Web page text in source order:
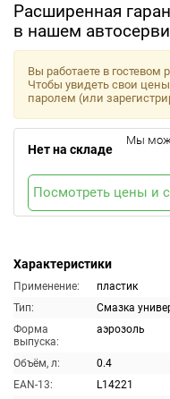
Расширенная
в нашем
Характеристики
Применение:
пластик
Тип:
Смазка
Форма
выпуска:
аэрозоль
Объём, л:
0.4
EAN-13:
L14221
Вы работаете в
Чтобы увидеть свои
паролем (или
Нет на складе
Мы
Посмотреть цены и